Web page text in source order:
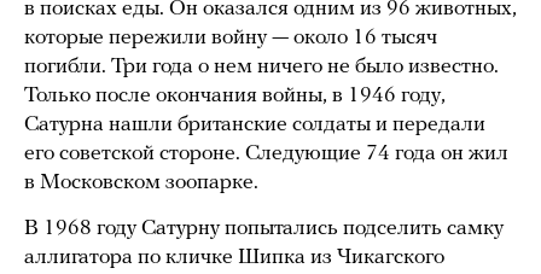
в поисках еды. Он оказался одним из 96 животных,
которые пережили войну — около 16 тысяч
погибли. Три года о нем ничего не было известно.
Только после окончания войны, в 1946 году,
Сатурна нашли британские солдаты и передали
его советской стороне. Следующие 74 года он жил
в Московском зоопарке.
В 1968 году Сатурну попытались подселить самку
аллигатора по кличке Шипка из Чикагского